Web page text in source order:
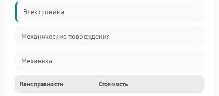
Электроника
Механические повреждения
Механика
Управление
Неисправности Стоимость